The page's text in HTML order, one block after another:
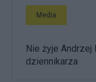
Media
Nie żyje
dziennikarza